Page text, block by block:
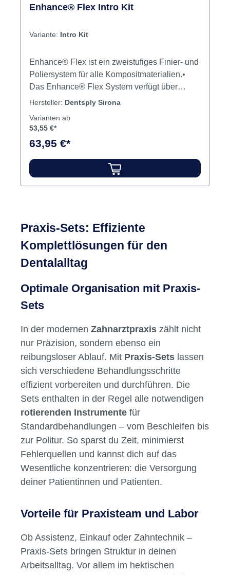
Enhance® Flex Intro Kit
Variante: Intro Kit
Enhance® Flex ist ein zweistufiges Finier- und
Poliersystem für alle Kompositmaterialien.•
Seitenzahnbereich.• Nur eine Form für alle
Komposit-Restaurationen.• Brillante
Polierergebnisse und intuitive
Anwendung liefern zusätzliche Vorteile.•
wiederaufbereitbar. Inhalt 3 x Finierer3 x
Polierer
Varianten ab
53,55 €*
63,95 €*
Praxis-Sets: Effiziente
Komplettlösungen für den
Dentalalltag
Optimale Organisation mit Praxis-
Sets
In der modernen Zahnarztpraxis zählt nicht
nur Präzision, sondern ebenso ein
reibungsloser Ablauf. Mit
Praxis-Sets
sich verschiedene Behandlungsschritte
rotierenden Instrumentefür
Standardbehandlungen – vom Beschleifen bis
zur Politur. So sparst du Zeit, minimierst
Fehlerquellen und kannst dich auf das